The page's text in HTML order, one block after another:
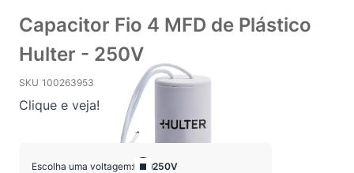
Capacitor Fio 4 MFD de Plástico
Hulter - 250V
SKU 100263953
Clique e veja!
Escolha uma voltagem: 250V